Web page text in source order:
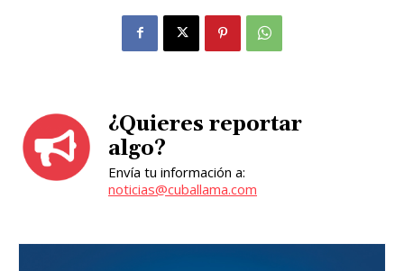
¿Quieres reportar
algo?
Envía tu información a:
noticias@cuballama.com